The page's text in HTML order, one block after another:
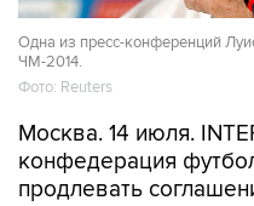
Одна из пресс-конференций
ЧМ-2014.
Фото: Reuters
Москва. 14 июля.
конфедерация
продлевать